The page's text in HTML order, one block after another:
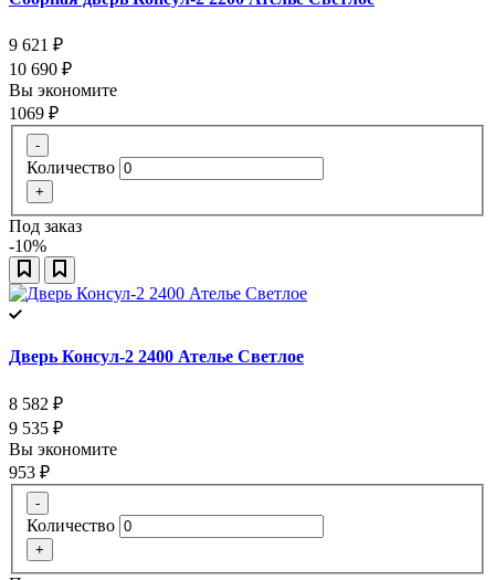
9 621 ₽
10 690 ₽
Вы экономите
1069 ₽
-
Количество
+
Под заказ
-10%
Дверь Консул-2 2400 Ателье Светлое
8 582 ₽
9 535 ₽
Вы экономите
953 ₽
-
Количество
+